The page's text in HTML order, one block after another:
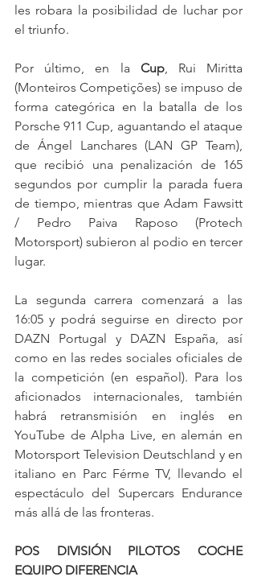
les robara la posibilidad de luchar por
el triunfo.
Por último, en la Cup, Rui Miritta
(Monteiros Competições) se impuso de
forma categórica en la batalla de los
Porsche 911 Cup, aguantando el ataque
de Ángel Lanchares (LAN GP Team),
que recibió una penalización de 165
segundos por cumplir la parada fuera
de tiempo, mientras que Adam Fawsitt
/ Pedro Paiva Raposo (Protech
Motorsport) subieron al podio en tercer
lugar.
La segunda carrera comenzará a las
16:05 y podrá seguirse en directo por
DAZN Portugal y DAZN España, así
como en las redes sociales oficiales de
la competición (en español). Para los
aficionados internacionales, también
habrá retransmisión en inglés en
YouTube de Alpha Live, en alemán en
Motorsport Television Deutschland y en
italiano en Parc Férme TV, llevando el
espectáculo del Supercars Endurance
más allá de las fronteras.
POS DIVISIÓN PILOTOS COCHE
EQUIPO DIFERENCIA